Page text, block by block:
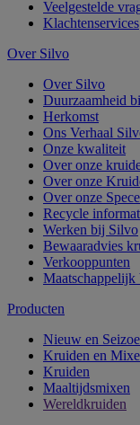
Veelgestelde
Klachtenservices
Over Silvo
Over Silvo
Duurzaamheid
Herkomst
Ons Verhaal
Onze kwaliteit
Over onze
Over onze
Over onze
Recycle
Werken bij Silvo
Bewaaradvies
Verkooppunten
Maatschappelijk
Producten
Nieuw en
Kruiden en
Kruiden
Maaltijdsmixen
Wereldkruiden